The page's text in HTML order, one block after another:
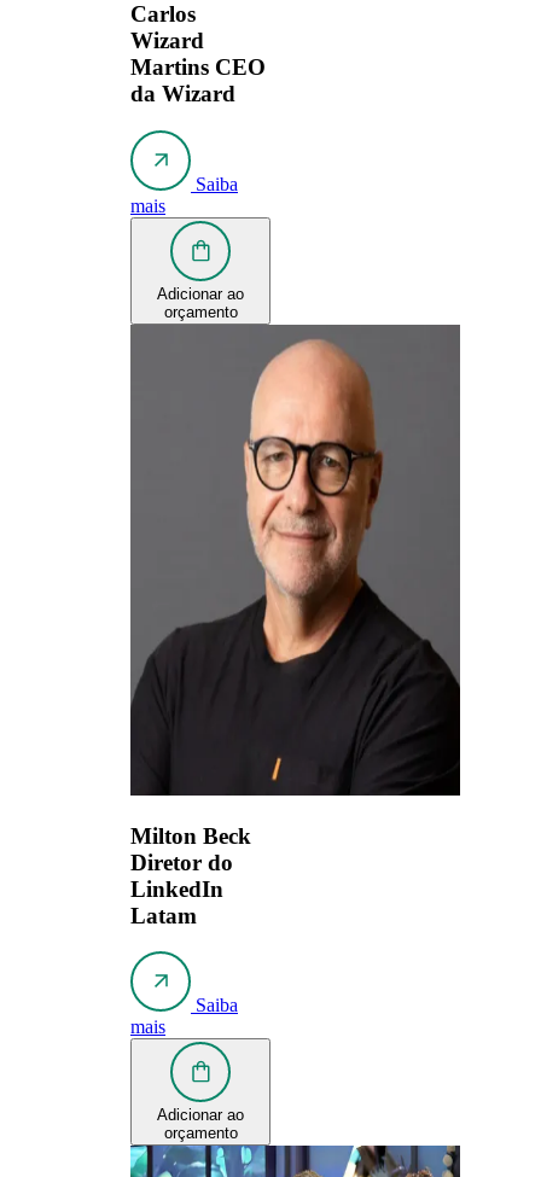
Carlos
Wizard
Martins CEO
da Wizard
Saiba
mais
Adicionar ao
orçamento
Milton Beck
Diretor do
LinkedIn
Latam
Saiba
mais
Adicionar ao
orçamento